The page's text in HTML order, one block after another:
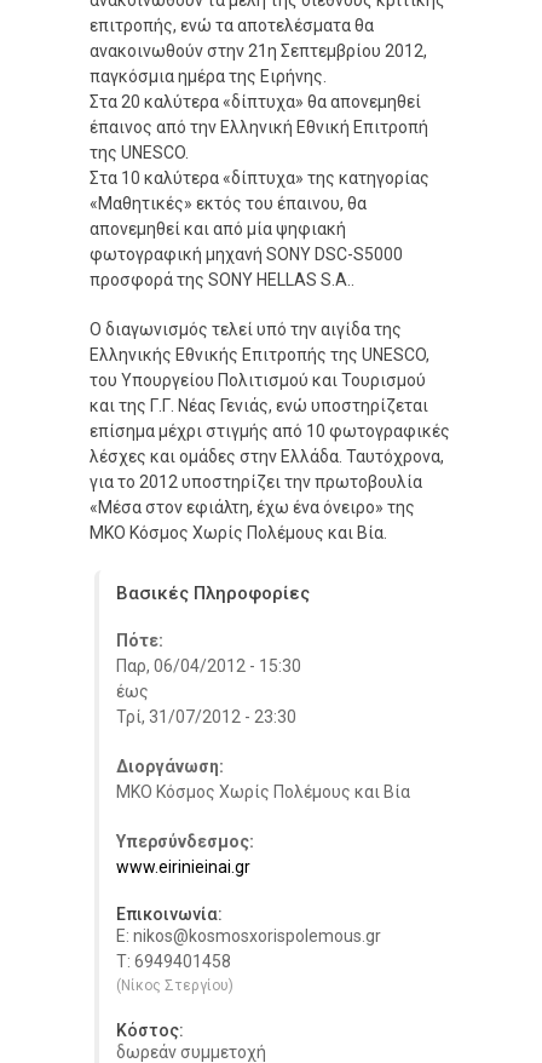
επιτροπής, ενώ τα αποτελέσματα θα
ανακοινωθούν στην 21η Σεπτεμβρίου 2012,
παγκόσμια ημέρα της Ειρήνης.
Στα 20 καλύτερα «δίπτυχα» θα απονεμηθεί
έπαινος από την Ελληνική Εθνική Επιτροπή
της UNESCO.
Στα 10 καλύτερα «δίπτυχα» της κατηγορίας
«Μαθητικές» εκτός του έπαινου, θα
απονεμηθεί και από μία ψηφιακή
φωτογραφική μηχανή SONY DSC-S5000
προσφορά της SONY HELLAS S.A..
Ο διαγωνισμός τελεί υπό την αιγίδα της
Ελληνικής Εθνικής Επιτροπής της UNESCO,
του Υπουργείου Πολιτισμού και Τουρισμού
και της Γ.Γ. Νέας Γενιάς, ενώ υποστηρίζεται
επίσημα μέχρι στιγμής από 10 φωτογραφικές
λέσχες και ομάδες στην Ελλάδα. Ταυτόχρονα,
για το 2012 υποστηρίζει την πρωτοβουλία
«Μέσα στον εφιάλτη, έχω ένα όνειρο» της
ΜΚΟ Κόσμος Χωρίς Πολέμους και Βία.
Βασικές Πληροφορίες
Πότε:
Παρ, 06/04/2012 - 15:30
έως
Τρί, 31/07/2012 - 23:30
Διοργάνωση:
ΜΚΟ Κόσμος Χωρίς Πολέμους και Βία
Υπερσύνδεσμος:
www.eirinieinai.gr
Επικοινωνία:
E: nikos@kosmosxorispolemous.gr
Τ: 6949401458
(Νίκος Στεργίου)
Κόστος:
δωρεάν συμμετοχή